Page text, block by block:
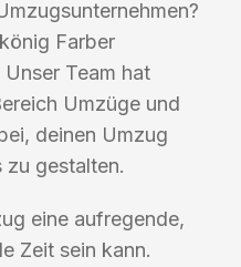
Farber
Team hat
Umzüge und
deinen Umzug
zu gestalten.
eine aufregende,
Zeit sein kann.